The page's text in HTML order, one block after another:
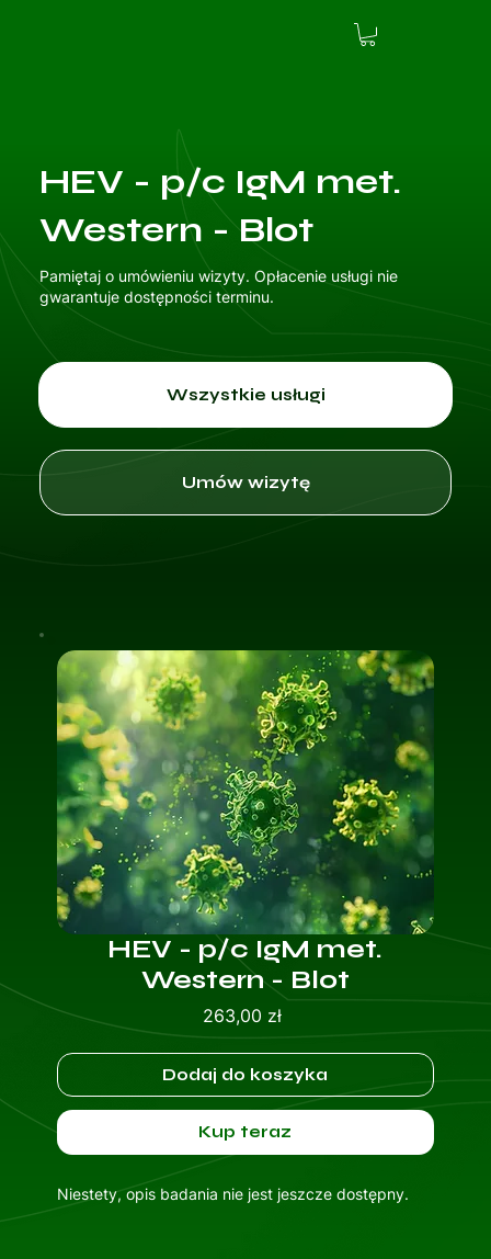
HEV - p/c IgM met.
Western - Blot
Pamiętaj o umówieniu wizyty. Opłacenie usługi nie
gwarantuje dostępności terminu.
Wszystkie usługi
Umów wizytę
HEV - p/c IgM met.
Western - Blot
263,00 złCena
Dodaj do koszyka
Kup teraz
Niestety, opis badania nie jest jeszcze dostępny.